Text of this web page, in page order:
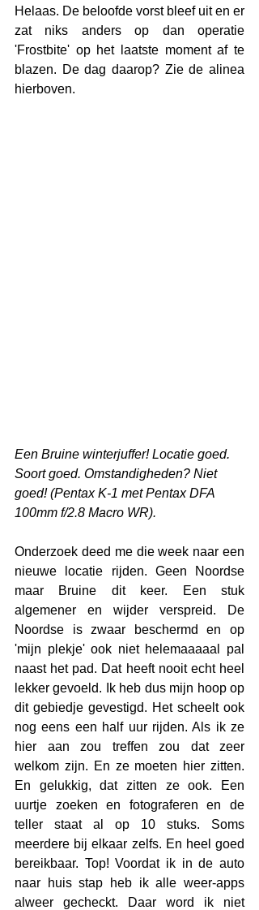
Helaas. De beloofde vorst bleef uit en er
zat niks anders op dan operatie
'Frostbite' op het laatste moment af te
blazen. De dag daarop? Zie de alinea
hierboven.
Een Bruine winterjuffer! Locatie goed.
Soort goed. Omstandigheden? Niet
goed! (Pentax K-1 met Pentax DFA
100mm f/2.8 Macro WR).
Onderzoek deed me die week naar een
nieuwe locatie rijden. Geen Noordse
maar Bruine dit keer. Een stuk
algemener en wijder verspreid. De
Noordse is zwaar beschermd en op
'mijn plekje' ook niet helemaaaaal pal
naast het pad. Dat heeft nooit echt heel
lekker gevoeld. Ik heb dus mijn hoop op
dit gebiedje gevestigd. Het scheelt ook
nog eens een half uur rijden. Als ik ze
hier aan zou treffen zou dat zeer
welkom zijn. En ze moeten hier zitten.
En gelukkig, dat zitten ze ook. Een
uurtje zoeken en fotograferen en de
teller staat al op 10 stuks. Soms
meerdere bij elkaar zelfs. En heel goed
bereikbaar. Top! Voordat ik in de auto
naar huis stap heb ik alle weer-apps
alweer gecheckt. Daar word ik niet